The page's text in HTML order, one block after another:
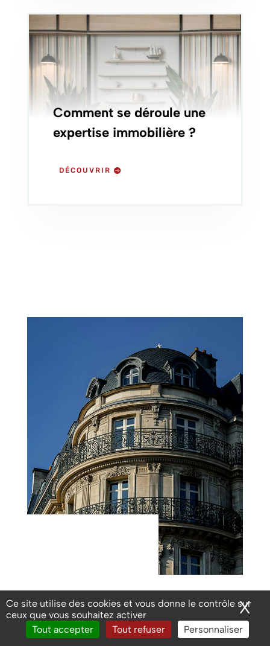
Ce site utilise des cookies et vous donne le contrôle sur
ceux que vous souhaitez activer
Tout accepter
Tout refuser Personnaliser
X
Comment se déroule une
expertise immobilière ?
DÉCOUVRIR
POURQUOI CHOISIR HAUSSMANN
Pour votre expertise